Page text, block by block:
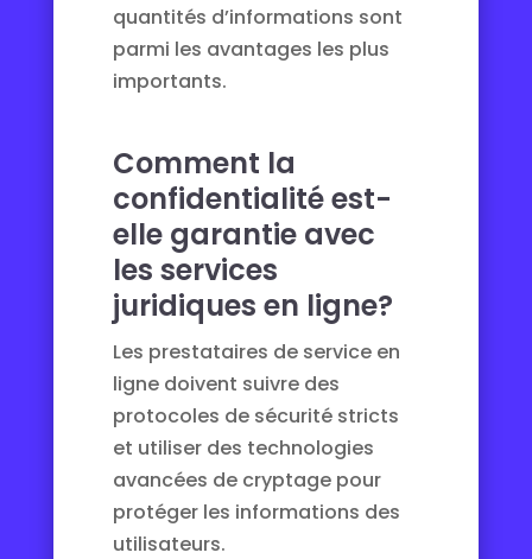
quantités d’informations sont
parmi les avantages les plus
importants.
Comment la
confidentialité est-
elle garantie avec
les services
juridiques en ligne?
Les prestataires de service en
ligne doivent suivre des
protocoles de sécurité stricts
et utiliser des technologies
avancées de cryptage pour
protéger les informations des
utilisateurs.